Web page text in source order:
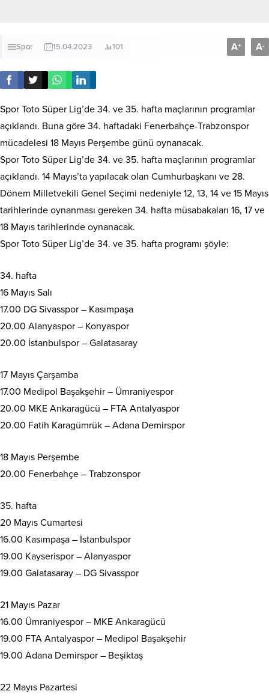
Spor 15.04.2023 101 A+ A-
Spor Toto Süper Lig’de 34. ve 35. hafta maçlarının programlar
açıklandı. Buna göre 34. haftadaki Fenerbahçe-Trabzonspor
mücadelesi 18 Mayıs Perşembe günü oynanacak.
Spor Toto Süper Lig’de 34. ve 35. hafta maçlarının programlar
açıklandı. 14 Mayıs’ta yapılacak olan Cumhurbaşkanı ve 28.
Dönem Milletvekili Genel Seçimi nedeniyle 12, 13, 14 ve 15 Mayıs
tarihlerinde oynanması gereken 34. hafta müsabakaları 16, 17 ve
18 Mayıs tarihlerinde oynanacak.
Spor Toto Süper Lig’de 34. ve 35. hafta programı şöyle:
34. hafta
16 Mayıs Salı
17.00 DG Sivasspor – Kasımpaşa
20.00 Alanyaspor – Konyaspor
20.00 İstanbulspor – Galatasaray
17 Mayıs Çarşamba
17.00 Medipol Başakşehir – Ümraniyespor
20.00 MKE Ankaragücü – FTA Antalyaspor
20.00 Fatih Karagümrük – Adana Demirspor
18 Mayıs Perşembe
20.00 Fenerbahçe – Trabzonspor
35. hafta
20 Mayıs Cumartesi
16.00 Kasımpaşa – İstanbulspor
19.00 Kayserispor – Alanyaspor
19.00 Galatasaray – DG Sivasspor
21 Mayıs Pazar
16.00 Ümraniyespor – MKE Ankaragücü
19.00 FTA Antalyaspor – Medipol Başakşehir
19.00 Adana Demirspor – Beşiktaş
22 Mayıs Pazartesi